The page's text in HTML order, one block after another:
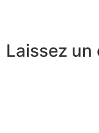
Laissez